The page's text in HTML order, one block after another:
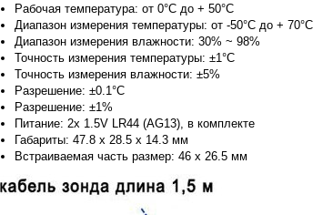
Рабочая температура: от 0°C до + 50°C
Диапазон измерения температуры: от -50°C до + 70°C
Диапазон измерения влажности: 30% ~ 98%
Точность измерения температуры: ±1°C
Точность измерения влажности: ±5%
Разрешение: ±0.1°C
Разрешение: ±1%
Питание: 2x 1.5V LR44 (AG13), в комплекте
Габариты: 47.8 x 28.5 x 14.3 мм
Встраиваемая часть размер: 46 x 26.5 мм